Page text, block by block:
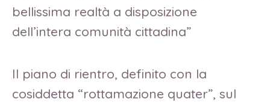
bellissima realtà a disposizione
dell’intera comunità cittadina”
Il piano di rientro, definito con la
cosiddetta “rottamazione quater”, sul